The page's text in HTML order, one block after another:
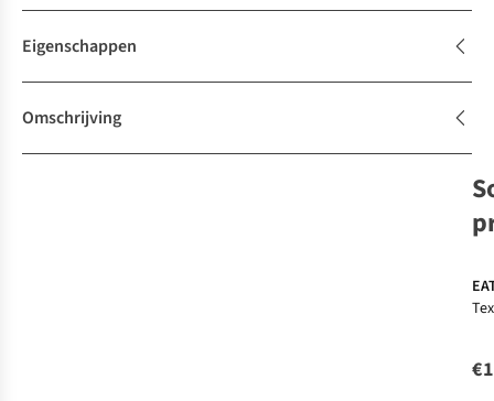
Eigenschappen
Omschrijving